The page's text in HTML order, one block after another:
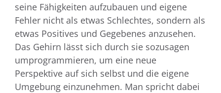
seine Fähigkeiten aufzubauen und eigene
Fehler nicht als etwas Schlechtes, sondern als
etwas Positives und Gegebenes anzusehen.
Das Gehirn lässt sich durch sie sozusagen
umprogrammieren, um eine neue
Perspektive auf sich selbst und die eigene
Umgebung einzunehmen. Man spricht dabei